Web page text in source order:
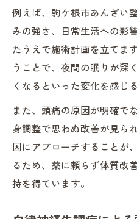
自律神経由来の
は
整体で明らかに
ヒント
整体を通じた慢性的な
慢性的な頭痛を
る理由
整体が長引く頭
み
整体による継続的
例えば、駒ケ根市あんざい
みの強さ、日常生活への影
たうえで施術計画を立てま
うことで、夜間の眠りが深
くなるといった変化を感じ
また、頭痛の原因が明確で
身調整で思わぬ改善が見ら
因にアプローチすることが
るため、薬に頼らず体質改
持を得ています。